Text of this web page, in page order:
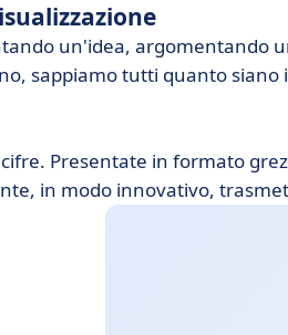
un'idea, argomentando
sappiamo tutti quanto
Presentate in formato
in modo innovativo,